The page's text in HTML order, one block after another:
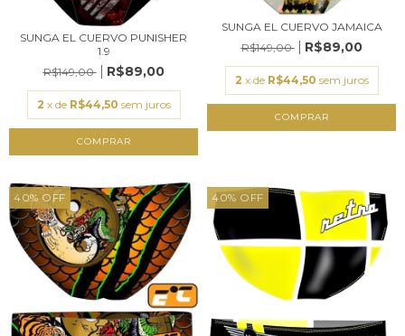
SUNGA EL CUERVO PUNISHER
1.9
R$149,00
R$89,00
2 x de R$44,50 sem juros
COMPRAR
SUNGA EL CUERVO JAMAICA
R$149,00
R$89,00
2 x de R$44,50 sem juros
COMPRAR
40% OFF 40% OFF